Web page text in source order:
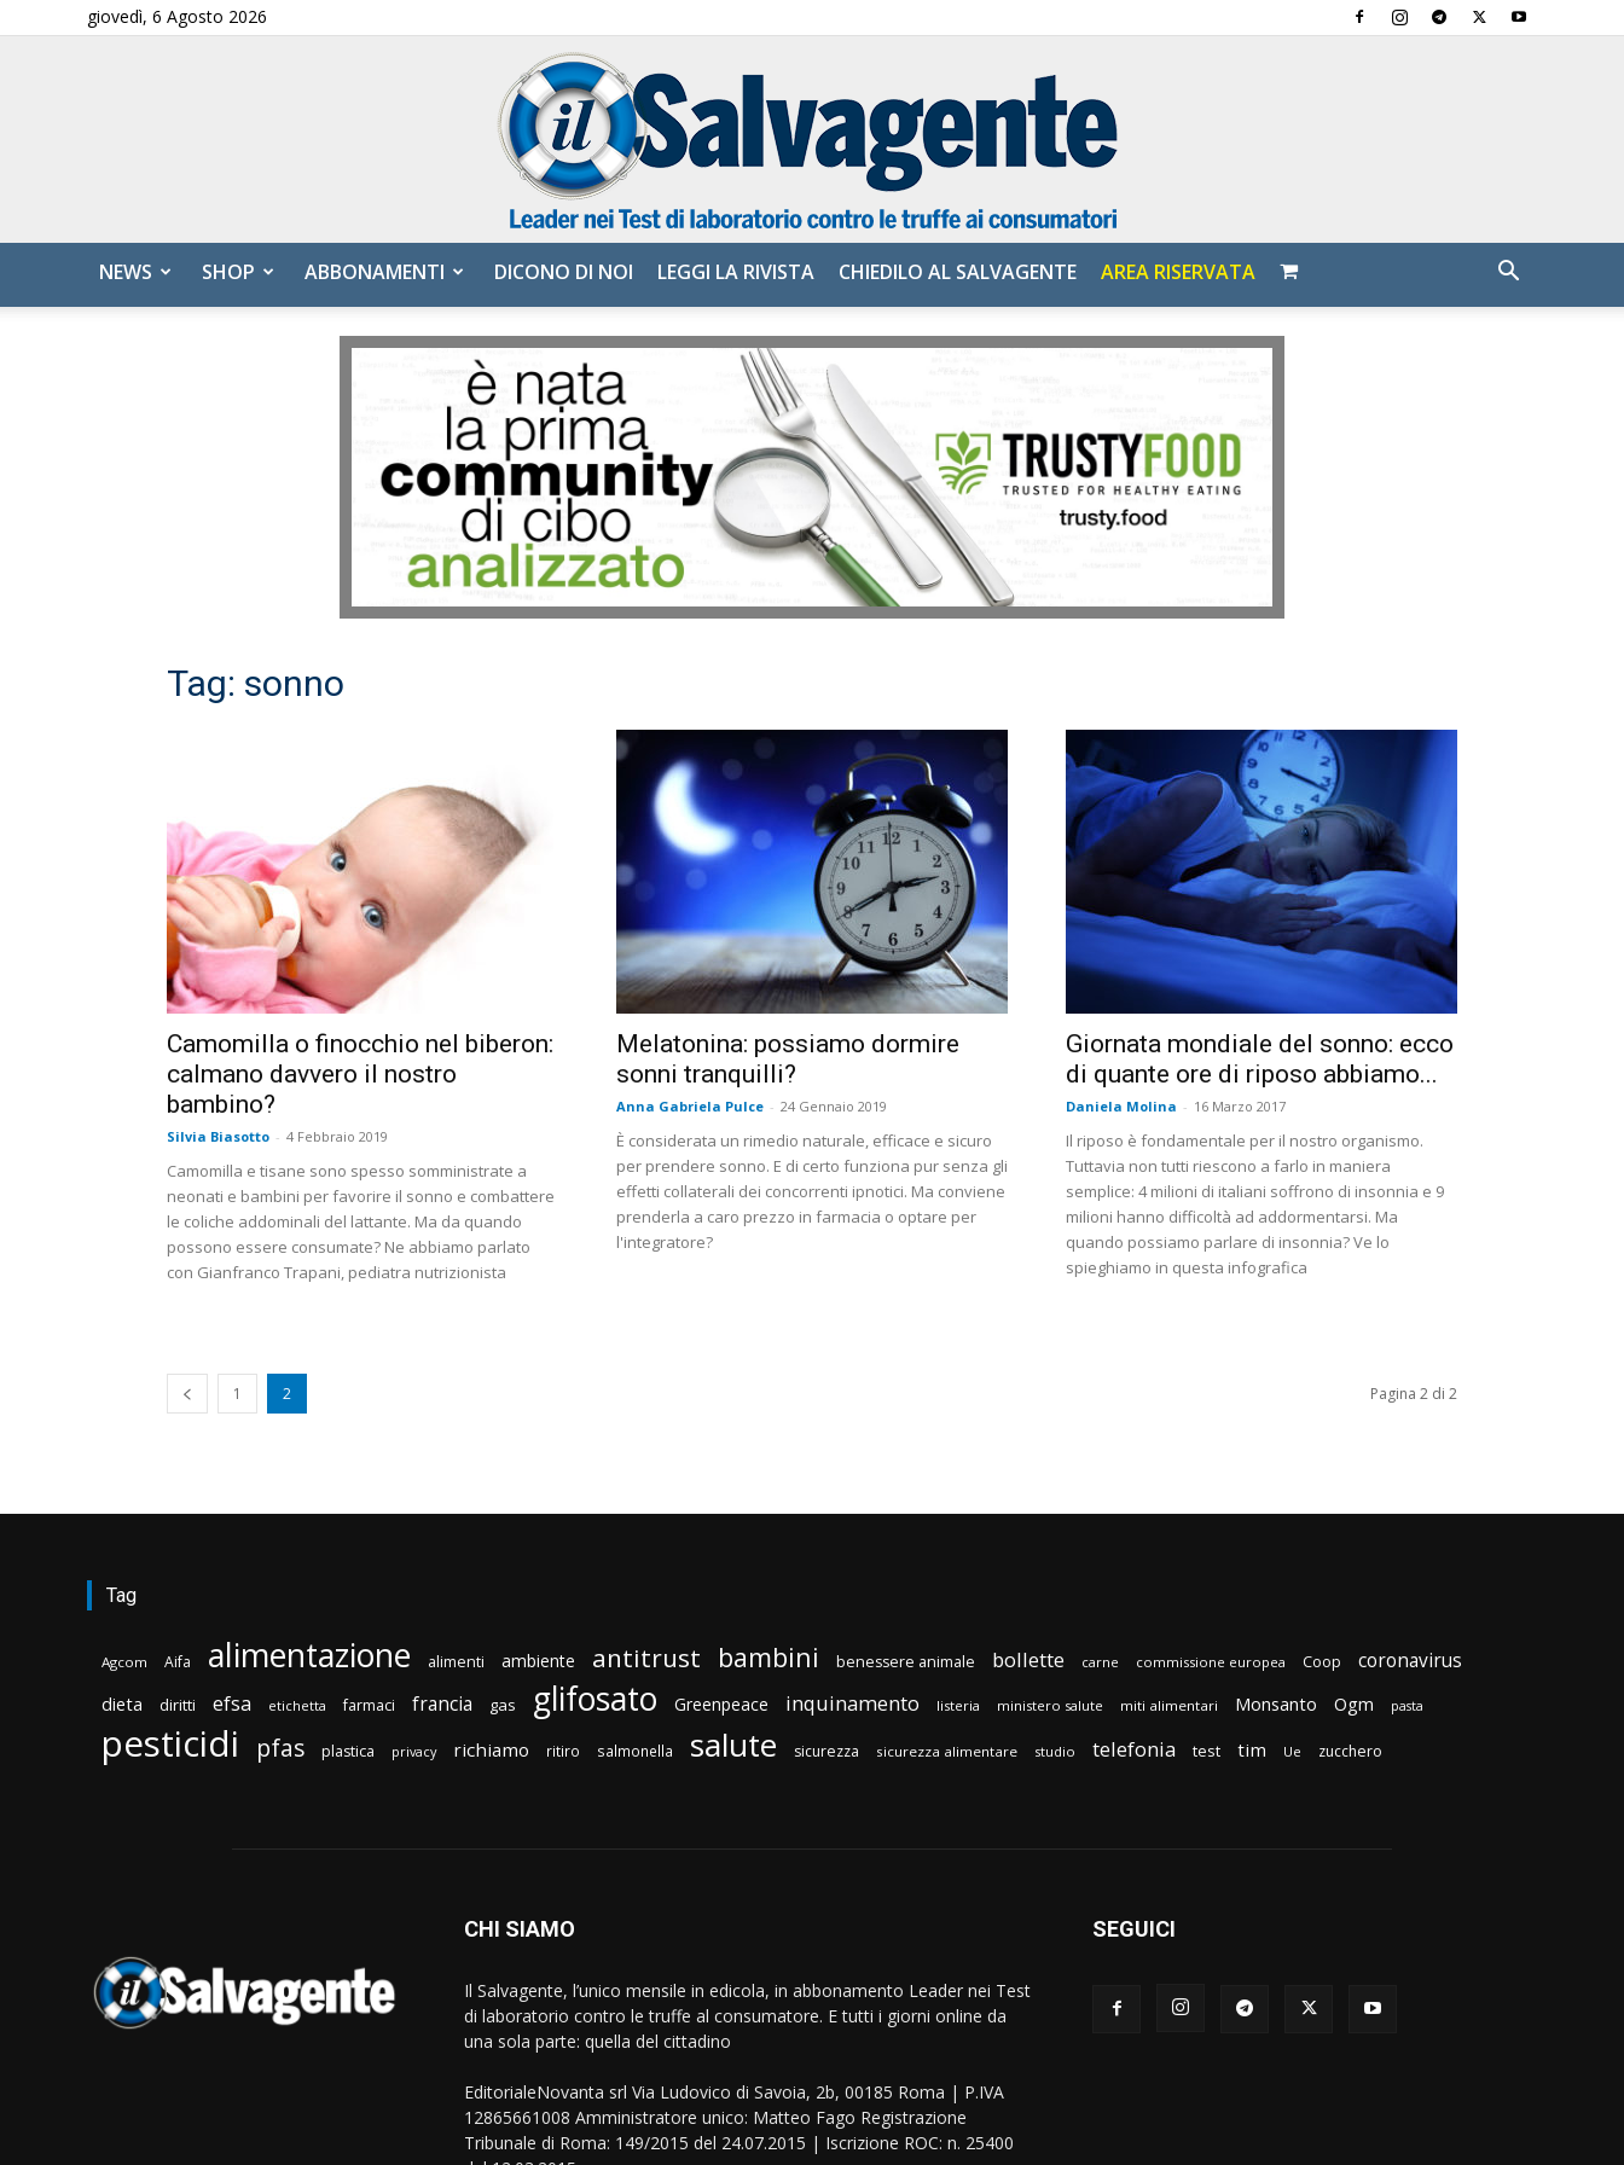
giovedì, 6 Agosto 2026
Salvagente
NEWS SHOP ABBONAMENTI DICONO DI NOI LEGGI LA RIVISTA CHIEDILO AL SALVAGENTE AREA RISERVATA
Tag: sonno
Camomilla o finocchio nel biberon:
calmano davvero il nostro
bambino?
Silvia Biasotto - 4 Febbraio 2019
Camomilla e tisane sono spesso somministrate a
neonati e bambini per favorire il sonno e combattere
le coliche addominali del lattante. Ma da quando
possono essere consumate? Ne abbiamo parlato
con Gianfranco Trapani, pediatra nutrizionista
Melatonina: possiamo dormire
sonni tranquilli?
Anna Gabriela Pulce - 24 Gennaio 2019
È considerata un rimedio naturale, efficace e sicuro
per prendere sonno. E di certo funziona pur senza gli
effetti collaterali dei concorrenti ipnotici. Ma conviene
prenderla a caro prezzo in farmacia o optare per
l'integratore?
Giornata mondiale del sonno: ecco
di quante ore di riposo abbiamo...
Daniela Molina - 16 Marzo 2017
Il riposo è fondamentale per il nostro organismo.
Tuttavia non tutti riescono a farlo in maniera
semplice: 4 milioni di italiani soffrono di insonnia e 9
milioni hanno difficoltà ad addormentarsi. Ma
quando possiamo parlare di insonnia? Ve lo
spieghiamo in questa infografica
1 2 Pagina 2 di 2
Tag
Agcom Aifa alimentazione alimenti ambiente antitrust bambini benessere animale bollette carne commissione europea Coop coronavirus
dieta diritti efsa etichetta farmaci francia gas glifosato Greenpeace inquinamento listeria ministero salute miti alimentari Monsanto Ogm pasta
pesticidi pfas plastica privacy richiamo ritiro salmonella salute sicurezza sicurezza alimentare studio telefonia test tim Ue zucchero
CHI SIAMO
Il Salvagente, l’unico mensile in edicola, in abbonamento Leader nei Test
di laboratorio contro le truffe al consumatore. E tutti i giorni online da
una sola parte: quella del cittadino
EditorialeNovanta srl Via Ludovico di Savoia, 2b, 00185 Roma | P.IVA
12865661008 Amministratore unico: Matteo Fago Registrazione
Tribunale di Roma: 149/2015 del 24.07.2015 | Iscrizione ROC: n. 25400
SEGUICI